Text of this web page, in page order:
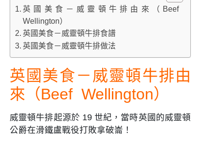
英國美食－威靈頓牛排由來（Beef
Wellington）
英國美食－威靈頓牛排食譜
英國美食－威靈頓牛排做法
英國美食－威靈頓牛排由
來 （Beef Wellington）
威靈頓牛排起源於 19 世紀，當時英國的威靈頓
公爵在滑鐵盧戰役打敗拿破崙！